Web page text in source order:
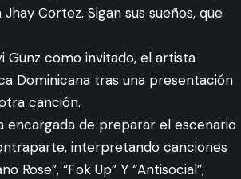
Cortez. Sigan sus sueños, que
Gunz como invitado, el artista
Dominicana tras una presentación
canción.
encargada de preparar el escenario
interpretando canciones
Rose”, “Fok Up” Y “Antisocial”,